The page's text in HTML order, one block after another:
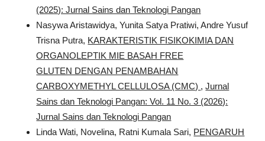
(2025): Jurnal Sains dan Teknologi Pangan
Nasywa Aristawidya, Yunita Satya Pratiwi, Andre Yusuf
Trisna Putra, KARAKTERISTIK FISIKOKIMIA DAN
ORGANOLEPTIK MIE BASAH FREE
GLUTEN DENGAN PENAMBAHAN
CARBOXYMETHYL CELLULOSA (CMC) ,Jurnal
Sains dan Teknologi Pangan: Vol. 11 No. 3 (2026):
Jurnal Sains dan Teknologi Pangan
Linda Wati, Novelina, Ratni Kumala Sari, PENGARUH